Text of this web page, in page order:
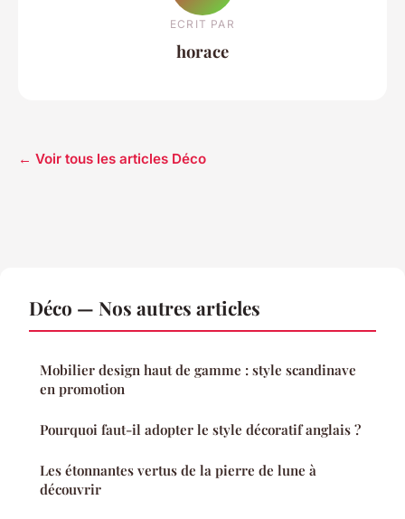
ECRIT PAR
horace
← Voir tous les articles Déco
Déco — Nos autres articles
Mobilier design haut de gamme : style scandinave
en promotion
Pourquoi faut-il adopter le style décoratif anglais ?
Les étonnantes vertus de la pierre de lune à
découvrir